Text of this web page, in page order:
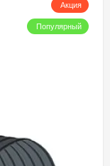
Акция
Популярный